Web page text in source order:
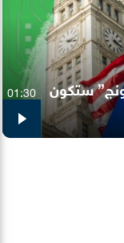
ستكون
01:30